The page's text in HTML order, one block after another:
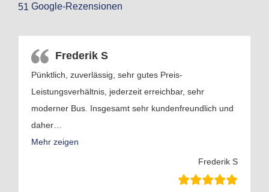
51 Google-Rezensionen
Frederik S
Pünktlich, zuverlässig, sehr gutes Preis-
Leistungsverhältnis, jederzeit erreichbar, sehr
moderner Bus. Insgesamt sehr kundenfreundlich und
daher
Mehr zeigen
Frederik S